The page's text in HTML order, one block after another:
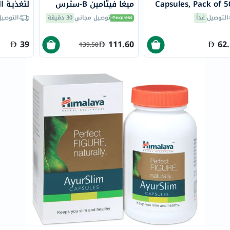
خسارة
الوزن
صحي
روتيني
باقة
القلب
الصحي
Original
اختبار
التحسس
الغذائي
الحالة
الصحية
البشرة
والشعر
لتغذية
39
ميغا فيتامين B-سترس
120 كبسولة توصيل مجاني30 دقيقة
111.60
139.50
Capsules, Pack of
التوصيلغداً